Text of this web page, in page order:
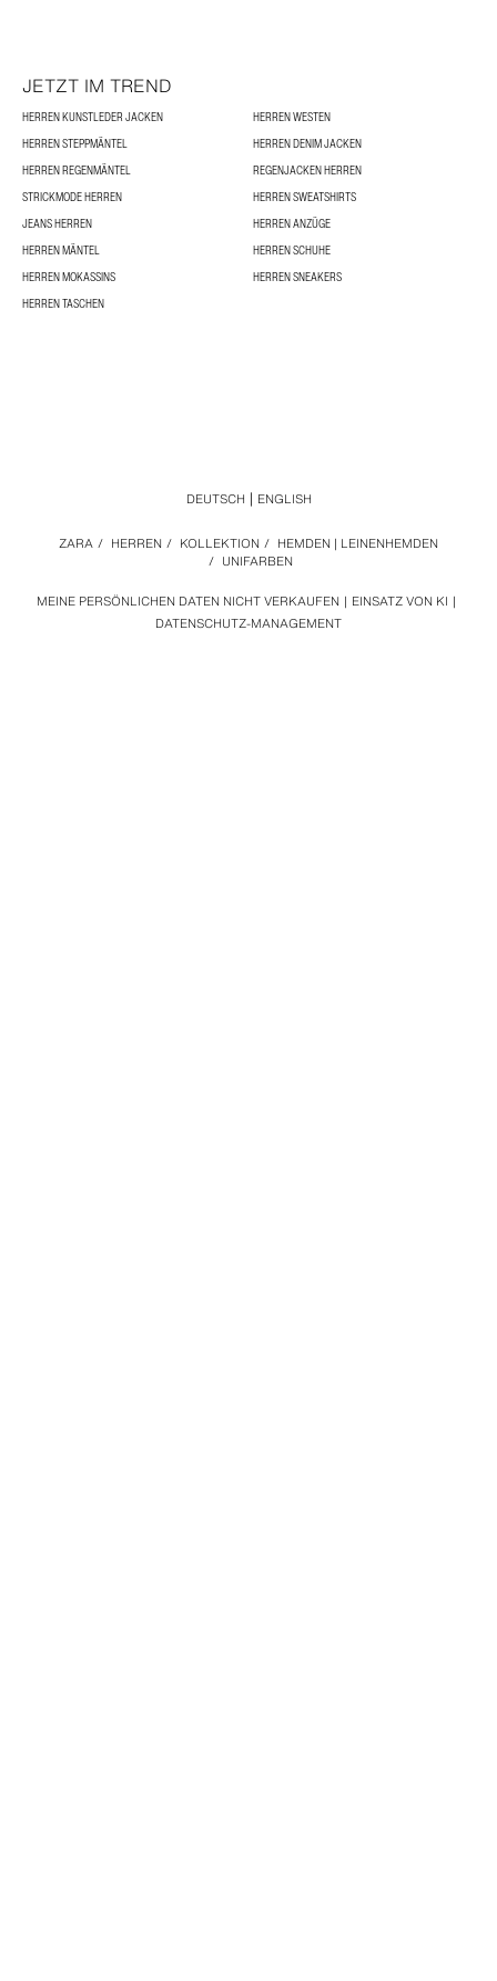
JETZT IM TREND
HERREN KUNSTLEDER JACKEN
HERREN WESTEN
HERREN STEPPMÄNTEL
HERREN DENIM JACKEN
HERREN REGENMÄNTEL
REGENJACKEN HERREN
STRICKMODE HERREN
HERREN SWEATSHIRTS
JEANS HERREN
HERREN ANZÜGE
HERREN MÄNTEL
HERREN SCHUHE
HERREN MOKASSINS
HERREN SNEAKERS
HERREN TASCHEN
MEINE PERSÖNLICHEN DATEN NICHT VERKAUFEN
EINSATZ VON KI
DATENSCHUTZ-MANAGEMENT
ZARA / HERREN / KOLLEKTION / HEMDEN | LEINENHEMDEN
/ UNIFARBEN
DEUTSCH ENGLISH